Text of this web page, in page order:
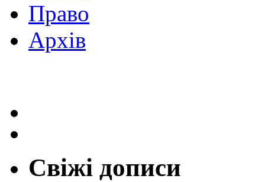
Право
Архів
Свіжі дописи